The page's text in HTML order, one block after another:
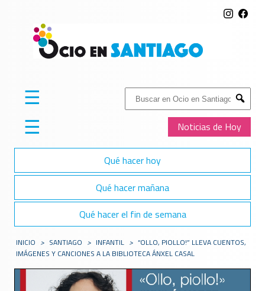
Buscar:
Submit
Noticias de Hoy
☰
☰
Qué hacer hoy
Qué hacer mañana
Qué hacer el fin de semana
INICIO > SANTIAGO > INFANTIL > “OLLO, PIOLLO!” LLEVA CUENTOS,
IMÁGENES Y CANCIONES A LA BIBLIOTECA ÁNXEL CASAL